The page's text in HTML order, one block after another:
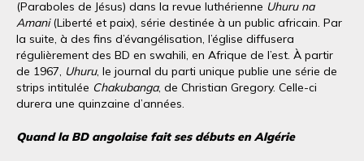
(Paraboles de Jésus) dans la revue luthérienne Uhuru na
Amani(Liberté et paix), série destinée à un public africain. Par
la suite, à des fins d’évangélisation, l’église diffusera
régulièrement des BD en swahili, en Afrique de l’est. À partir
de 1967, Uhuru, le journal du parti unique publie une série de
strips intitulée Chakubanga, de Christian Gregory. Celle-ci
durera une quinzaine d’années.
Quand la BD angolaise fait ses débuts en Algérie